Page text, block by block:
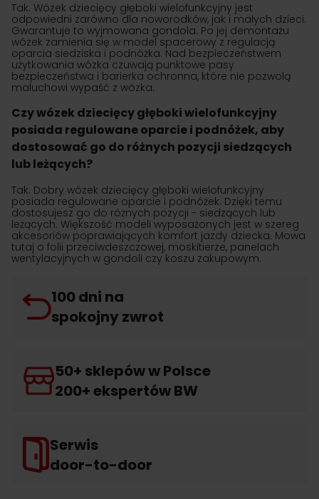
Tak. Wózek dziecięcy głęboki wielofunkcyjny jest
odpowiedni zarówno dla noworodków, jak i małych dzieci.
Gwarantuje to wyjmowana gondola. Po jej demontażu
wózek zamienia się w model spacerowy z regulacją
oparcia siedziska i podnóżka. Nad bezpieczeństwem
użytkowania wózka czuwają punktowe pasy
bezpieczeństwa i barierka ochronna, które nie pozwolą
maluchowi wypaść z wózka.
Czy wózek dziecięcy głęboki wielofunkcyjny
posiada regulowane oparcie i podnóżek, aby
dostosować go do różnych pozycji siedzących
lub leżących?
Tak. Dobry wózek dziecięcy głęboki wielofunkcyjny
posiada regulowane oparcie i podnóżek. Dzięki temu
dostosujesz go do różnych pozycji - siedzących lub
leżących. Większość modeli wyposażonych jest w szereg
akcesoriów poprawiających komfort jazdy dziecka. Mowa
tutaj o folii przeciwdeszczowej, moskitierze, panelach
wentylacyjnych w gondoli czy koszu zakupowym.
100 dni na
spokojny zwrot
50+ sklepów w Polsce
200+ ekspertów BW
Serwis
door-to-door